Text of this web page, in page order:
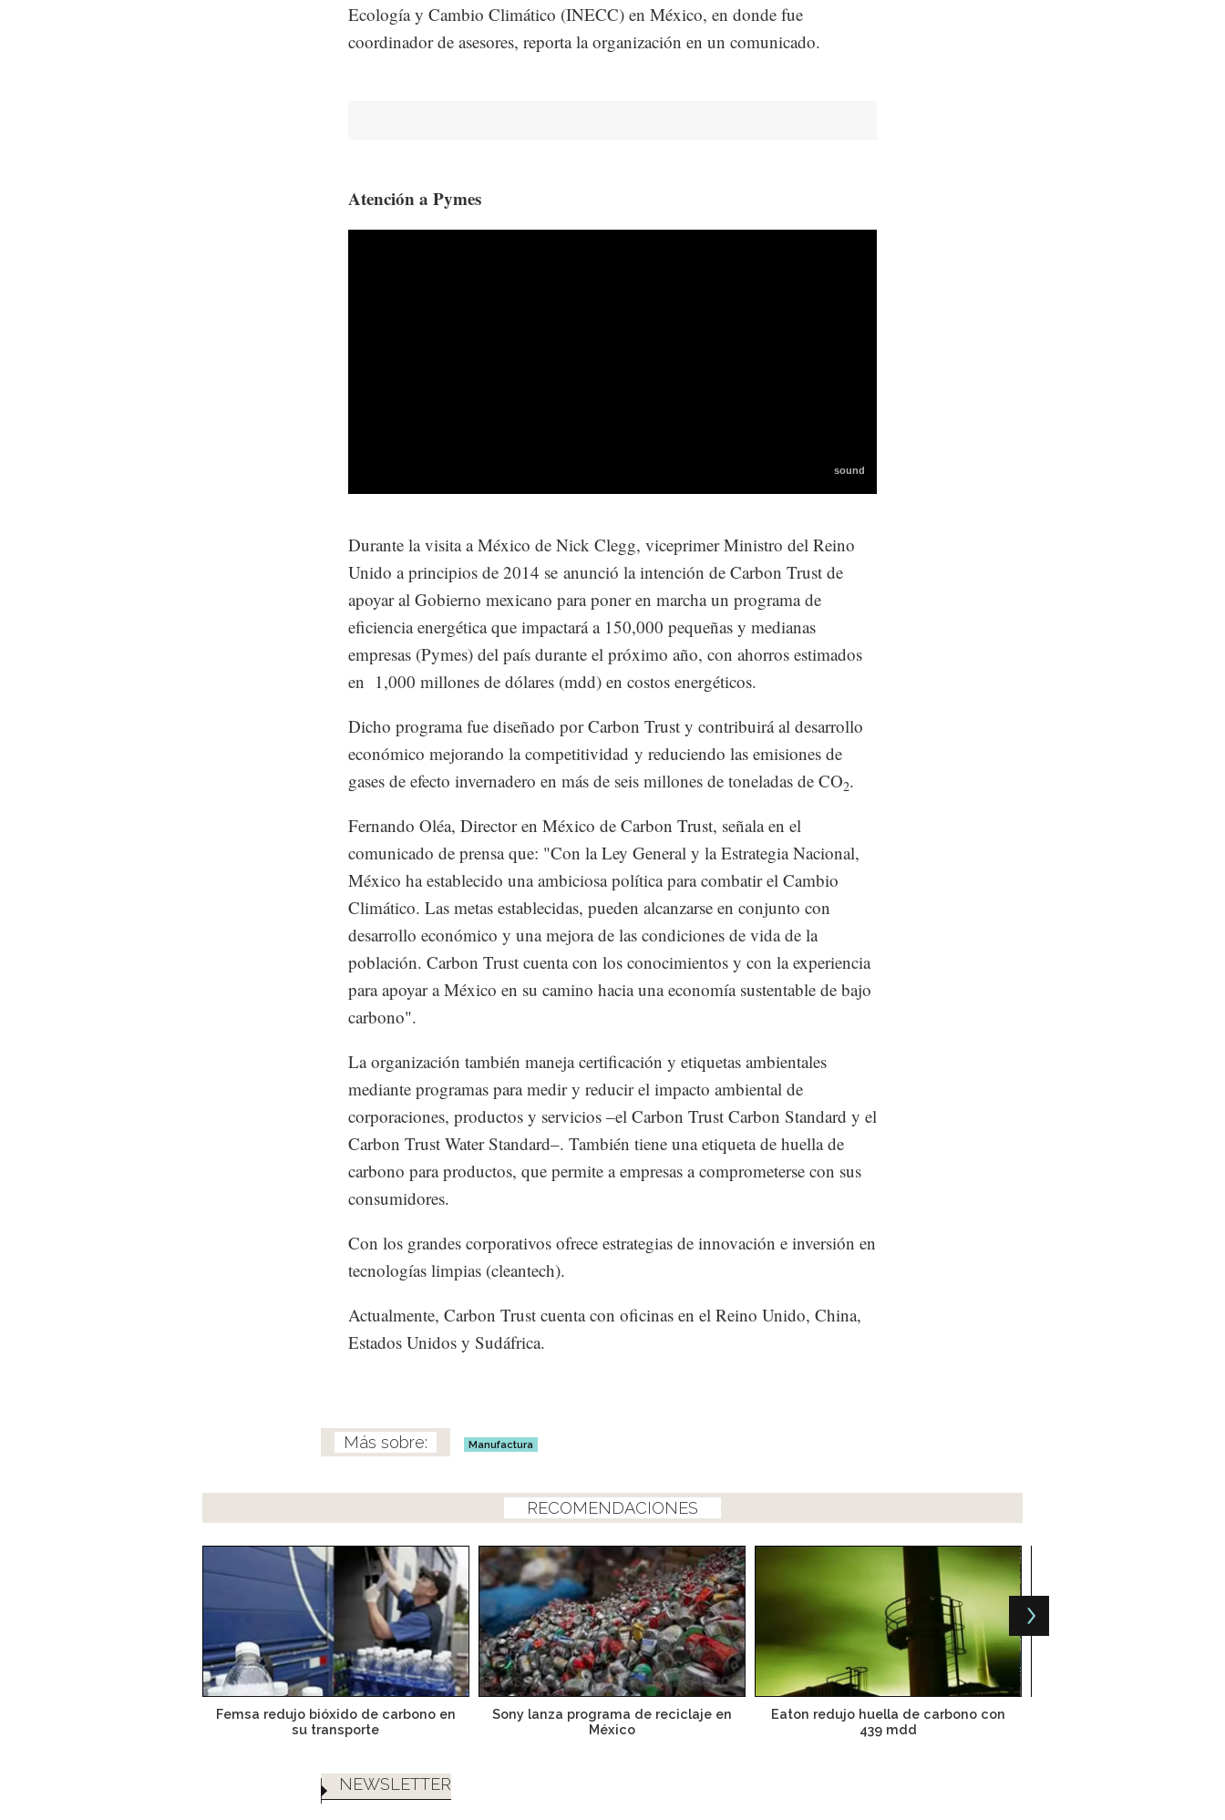
Ecología y Cambio Climático (INECC) en México, en donde fue
coordinador de asesores, reporta la organización en un comunicado.
Atención a Pymes
Durante la visita a México de Nick Clegg, viceprimer Ministro del Reino
Unido a principios de 2014 se anunció la intención de Carbon Trust de
apoyar al Gobierno mexicano para poner en marcha un programa de
eficiencia energética que impactará a 150,000 pequeñas y medianas
empresas (Pymes) del país durante el próximo año, con ahorros estimados
en 1,000 millones de dólares (mdd) en costos energéticos.
Dicho programa fue diseñado por Carbon Trust y contribuirá al desarrollo
económico mejorando la competitividad y reduciendo las emisiones de
gases de efecto invernadero en más de seis millones de toneladas de CO2.
Fernando Oléa, Director en México de Carbon Trust, señala en el
comunicado de prensa que: "Con la Ley General y la Estrategia Nacional,
México ha establecido una ambiciosa política para combatir el Cambio
Climático. Las metas establecidas, pueden alcanzarse en conjunto con
desarrollo económico y una mejora de las condiciones de vida de la
población. Carbon Trust cuenta con los conocimientos y con la experiencia
para apoyar a México en su camino hacia una economía sustentable de bajo
carbono".
La organización también maneja certificación y etiquetas ambientales
mediante programas para medir y reducir el impacto ambiental de
corporaciones, productos y servicios –el Carbon Trust Carbon Standard y el
Carbon Trust Water Standard–. También tiene una etiqueta de huella de
carbono para productos, que permite a empresas a comprometerse con sus
consumidores.
Con los grandes corporativos ofrece estrategias de innovación e inversión en
tecnologías limpias (cleantech).
Actualmente, Carbon Trust cuenta con oficinas en el Reino Unido, China,
Estados Unidos y Sudáfrica.
Manufactura
RECOMENDACIONES
Femsa redujo bióxido de carbono en
su transporte
Sony lanza programa de reciclaje en
México
Eaton redujo huella de carbono con
439 mdd
NEWSLETTER